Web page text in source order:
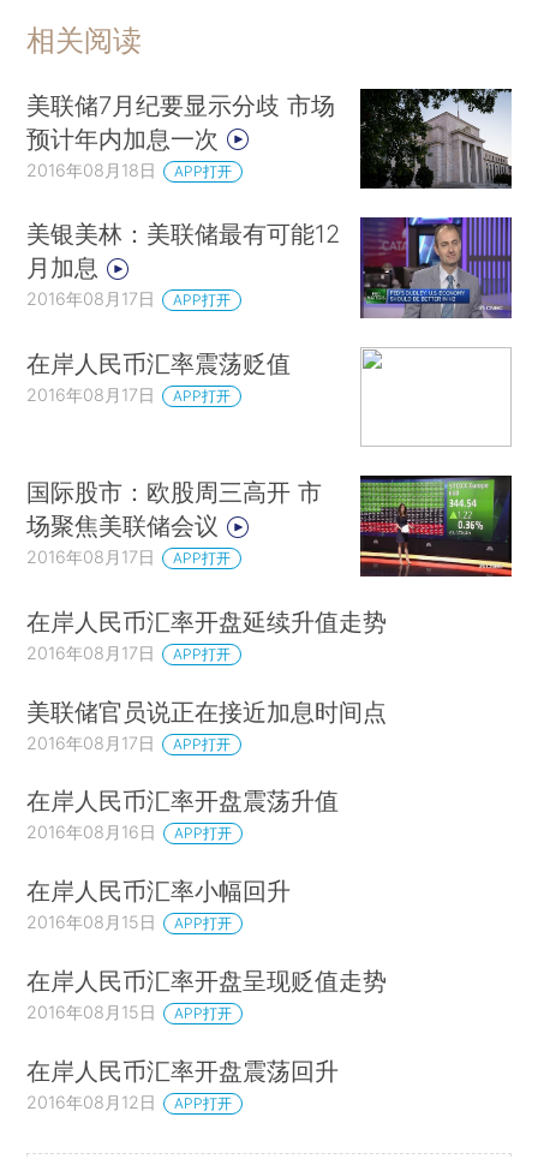
相关阅读
美联储7月纪要显示分歧 市场
预计年内加息一次
2016年08月18日 APP打开
美银美林：美联储最有可能12
月加息
2016年08月17日 APP打开
在岸人民币汇率震荡贬值
2016年08月17日 APP打开
国际股市：欧股周三高开 市
场聚焦美联储会议
2016年08月17日 APP打开
在岸人民币汇率开盘延续升值走势
2016年08月17日 APP打开
美联储官员说正在接近加息时间点
2016年08月17日 APP打开
在岸人民币汇率开盘震荡升值
2016年08月16日 APP打开
在岸人民币汇率小幅回升
2016年08月15日 APP打开
在岸人民币汇率开盘呈现贬值走势
2016年08月15日 APP打开
在岸人民币汇率开盘震荡回升
2016年08月12日 APP打开